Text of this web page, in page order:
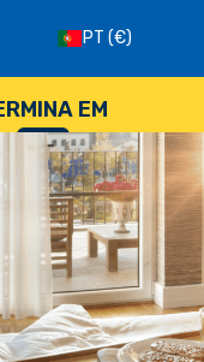
PT (€)
EM
--
SEGUNDOS